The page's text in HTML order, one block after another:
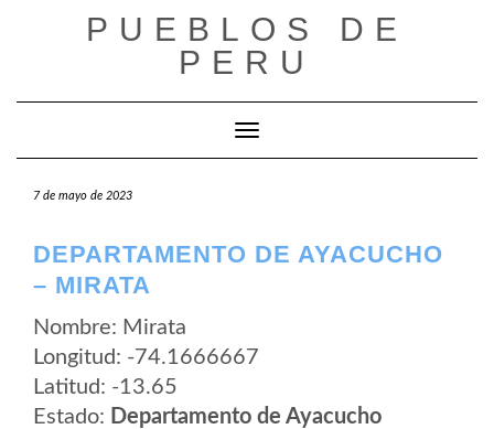
PUEBLOS DE
PERU
Cambiar modo de navegación
7 de mayo de 2023
DEPARTAMENTO DE AYACUCHO
– MIRATA
Nombre: Mirata
Longitud: -74.1666667
Latitud: -13.65
Estado: Departamento de Ayacucho